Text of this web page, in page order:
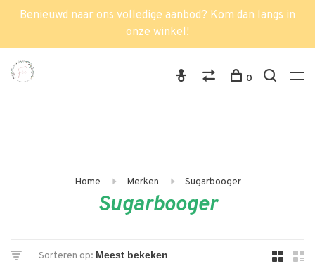
Benieuwd naar ons volledige aanbod? Kom dan langs in
onze winkel!
0
Home Merken Sugarbooger
Sugarbooger
Sorteren op: